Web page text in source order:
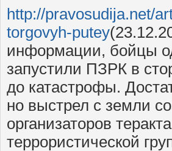
http://pravosudija.net/
torgovyh-putey
информации, бойцы
запустили ПЗРК в
до катастрофы.
но выстрел с земли
организаторов
террористической